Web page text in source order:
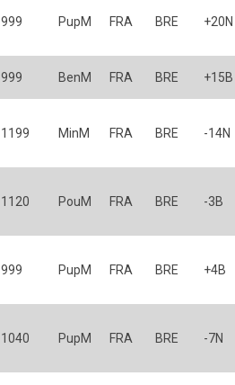
999 PupM FRA BRE +20N
999 BenM FRA BRE +15B
1199 MinM FRA BRE -14N
1120 PouM FRA BRE -3B
999 PupM FRA BRE +4B
1040 PupM FRA BRE -7N